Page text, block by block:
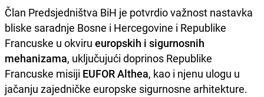
Član Predsjedništva BiH je potvrdio važnost nastavka
bliske saradnje Bosne i Hercegovine i Republike
Francuske u okviru europskih i sigurnosnih
mehanizama, uključujući doprinos Republike
Francuske misiji EUFOR Althea, kao i njenu ulogu u
jačanju zajedničke europske sigurnosne arhitekture.